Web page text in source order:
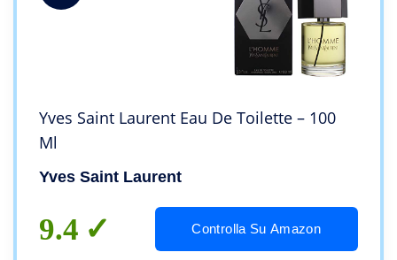
Yves Saint Laurent Eau De Toilette – 100
Ml
Yves Saint Laurent
9.4 Controlla Su Amazon